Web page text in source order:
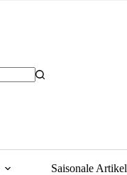
Saisonale Artikel